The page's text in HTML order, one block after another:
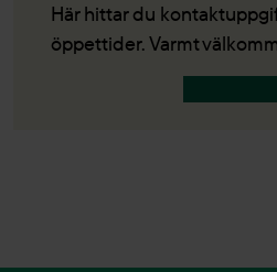
Här hittar du
öppettider. Varmt